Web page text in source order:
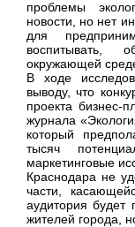
проблемы
новости, но нет
для
воспитывать,
окружающей
В ходе
выводу, что
проекта бизнес-
журнала
который
тысяч
маркетинговые
Краснодара не
части,
аудитория будет
жителей города,